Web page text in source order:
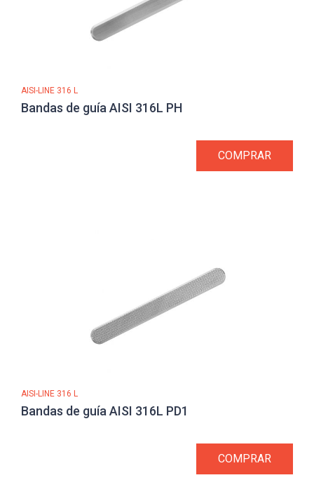
AISI-LINE 316 L
Bandas de guía AISI 316L PH
COMPRAR
AISI-LINE 316 L
Bandas de guía AISI 316L PD1
COMPRAR